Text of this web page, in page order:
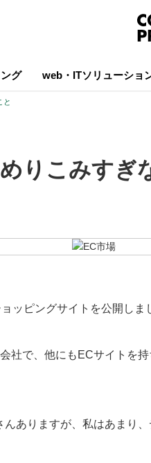
グ web・ITソリューショ
と
りこみすぎ
ッピングサイトを公開しま
社で、他にもECサイトを
ありますが、私はあまり